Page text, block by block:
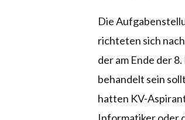
Die
richteten sich
der am Ende der 8.
behandelt sein
hatten KV-